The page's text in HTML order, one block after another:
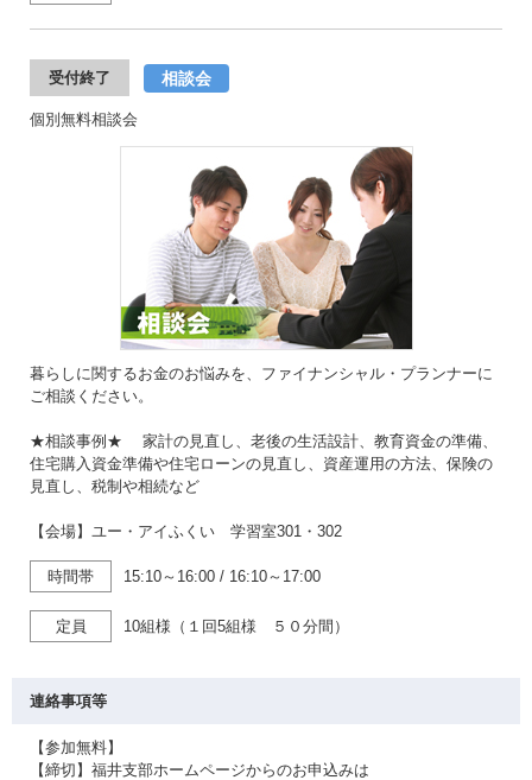
受付終了 相談会
個別無料相談会
暮らしに関するお金のお悩みを、ファイナンシャル・プランナーに
ご相談ください。
★相談事例★ 家計の見直し、老後の生活設計、教育資金の準備、
住宅購入資金準備や住宅ローンの見直し、資産運用の方法、保険の
見直し、税制や相続など
【会場】ユー・アイふくい 学習室301・302
時間帯 15:10～16:00 / 16:10～17:00
定員 10組様（１回5組様 ５０分間）
連絡事項等
【参加無料】
【締切】福井支部ホームページからのお申込みは